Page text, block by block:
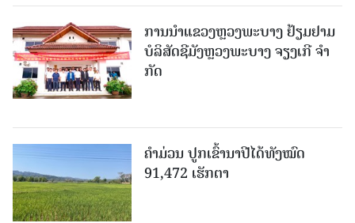
ການນຳແຂວງຫຼວງພະບາງ ຢ້ຽມ​ຢາມ
ບໍ​ລິ​ສັດຊີມັງຫຼວງພະບາງ ຈຽງເກີ ຈໍາ
ກັດ
ຄໍາມ່ວນ ປູກເຂົ້ານາປີໄດ້ທັງໝົດ
91,472 ເຮັກຕາ